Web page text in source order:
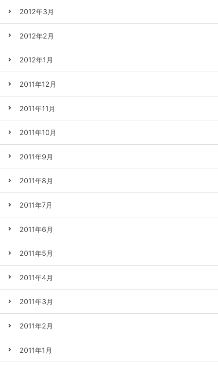
2012年3月
2012年2月
2012年1月
2011年12月
2011年11月
2011年10月
2011年9月
2011年8月
2011年7月
2011年6月
2011年5月
2011年4月
2011年3月
2011年2月
2011年1月